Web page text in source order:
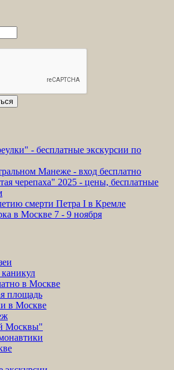
- бесплатные экскурсии по
Манеже - вход бесплатно
черепаха" 2025 - цены, бесплатные
смерти Петра I в Кремле
в Москве 7 - 9 ноября
в Москве
площадь
в Москве
Москвы"